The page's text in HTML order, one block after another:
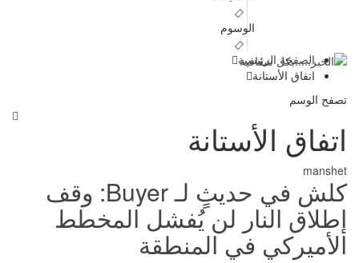
الوسوم
الصفحة الرئيسية
اتفاق الأستانة
تصفح الوسم
اتفاق الأستانة
manshet
كلش في حديثٍ لـ Buyer: وقف
إطلاق النار لن يُفشل المخطط
الأميركي في المنطقة